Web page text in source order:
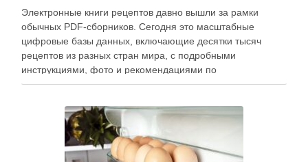
Электронные книги рецептов давно вышли за рамки
обычных PDF-сборников. Сегодня это масштабные
цифровые базы данных, включающие десятки тысяч
рецептов из разных стран мира, с подробными
инструкциями, фото и рекомендациями по
приготовлению. В отличие от печатных изданий,
контент, расширять коллекции блюд и добавлять новые
функции. Ниже …